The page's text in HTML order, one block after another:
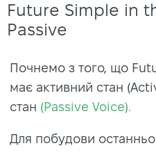
Future Simple in
Passive
Почнемо з того, що
має активний стан
стан (Passive Voice).
Для побудови